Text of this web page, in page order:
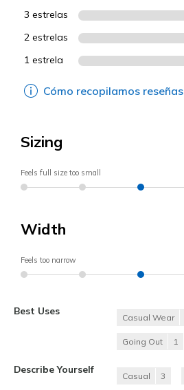
3 estrelas
2 estrelas
1 estrela
Cómo recopilamos reseñas
Sizing
Feels full size too small
Width
Feels too narrow
Best Uses
Casual Wear
Going Out 1
Describe Yourself
Casual 3